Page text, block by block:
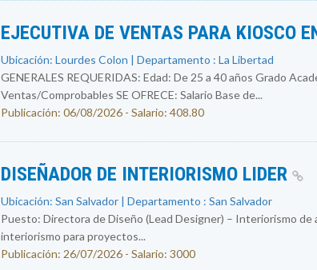
EJECUTIVA DE VENTAS PARA KIOSCO
Ubicación: Lourdes Colon | Departamento : La Libertad
GENERALES REQUERIDAS: Edad: De 25 a 40 años Grado
Ventas/Comprobables SE OFRECE: Salario Base de...
Publicación: 06/08/2026 - Salario: 408.80
DISEÑADOR DE INTERIORISMO LIDER
Ubicación: San Salvador | Departamento : San Salvador
Puesto: Directora de Diseño (Lead Designer) – Interiorismo de
interiorismo para proyectos...
Publicación: 26/07/2026 - Salario: 3000